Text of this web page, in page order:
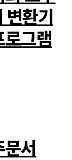
환기
로그램
서